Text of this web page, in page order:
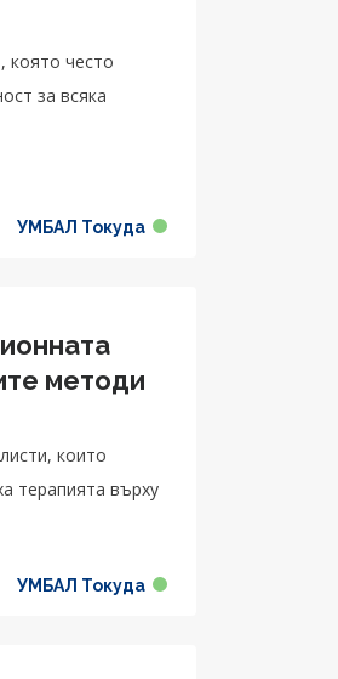
която често
всяка
УМБАЛ Токуда
методи
които
терапията върху
УМБАЛ Токуда